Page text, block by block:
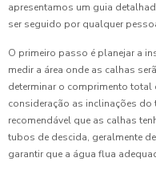
apresentamos um guia
ser seguido por qualquer
O primeiro passo é planejar a
medir a área onde as calhas
determinar o comprimento total
consideração as inclinações
recomendável que as calhas
tubos de descida, geralmente
garantir que a água flua